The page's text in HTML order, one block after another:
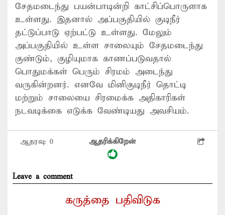
சேதமடைந்து பயன்பாடின்றி காட்சிப்பொருளாக
உள்ளது. இதனால் அப்பகுதியில் குடிநீர்
தட்டுப்பாடு ஏற்பட்டு உள்ளது. மேலும்
அப்பகுதியில் உள்ள சாலையும் சேதமடைந்து
குண்டும், குழியுமாக காணப்படுவதால்
பொதுமக்கள் பெரும் சிரமம் அடைந்து
வருகின்றனர். எனவே மினிகுடிநீர் தொட்டி
மற்றும் சாலையை சிரமைக்க அதிகாரிகள்
நடவடிக்கை எடுக்க வேண்டியது அவசியம்.
ஆதரவு: 0 ஆதரிக்கிறேன்
Leave a comment
கருத்தை பதிவிடுக